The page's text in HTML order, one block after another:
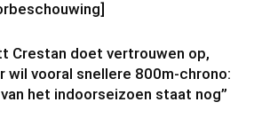
Crestan doet vertrouwen op,
wil vooral snellere 800m-chrono:
van het indoorseizoen staat nog”